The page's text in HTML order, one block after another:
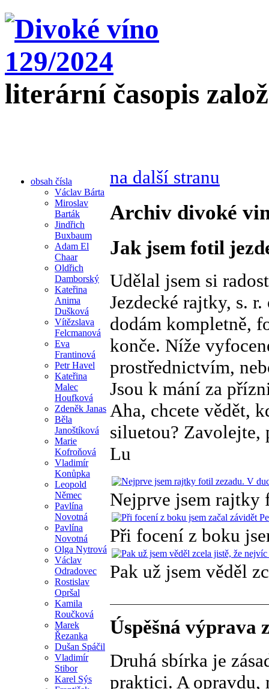
literární časopis
obsah čísla
Václav Bárta
Miroslav
Barták
Jindřich
Buxbaum
Adam El
Chaar
Oldřich
Damborský
Kateřina
Anima
Dušková
Vítězslava
Felcmanová
Eva
Frantinová
Petr Havel
Kateřina
Malec
Houfková
Zdeněk Janas
Běla
Janoštíková
Marie
Kofroňová
Vladimír
Konůpka
Leopold
Němec
Pavlína
Novotná
Pavlína
Novotná
Olga Nytrová
Václav
Odradovec
Rostislav
Opršal
Kamila
Roučková
Marek
Řezanka
Dušan Spáčil
Vladimír
Stibor
Karel Sýs
na další stranu
Archiv divoké
Jak jsem fotil
Udělal jsem si
Jezdecké rajtky, s.
dodám kompletně,
konče. Níže
prostřednictvím,
Jsou k mání za
Aha, chcete vědět,
siluetou? Zavolejte,
Lu
Nejprve jsem rajtky
Při focení z boku
Pak už jsem věděl
Úspěšná výprava
Druhá sbírka je
praktici. A opravdu,